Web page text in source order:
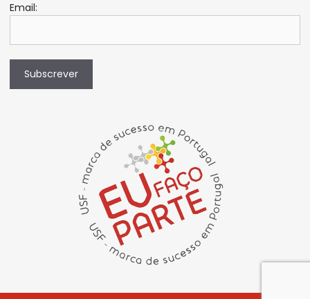
Email:
Subscrever